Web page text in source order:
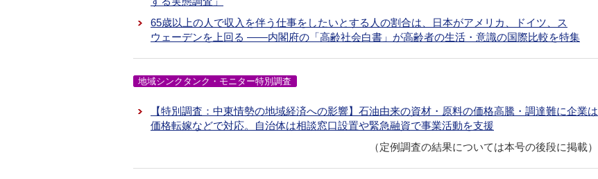
65歳以上の人で収入を伴う仕事をしたいとする人の割合は、日本がアメリカ、ドイツ、ス
ウェーデンを上回る ――内閣府の「高齢社会白書」が高齢者の生活・意識の国際比較を特集
地域シンクタンク・モニター特別調査
【特別調査：中東情勢の地域経済への影響】石油由来の資材・原料の価格高騰・調達難に企業は
価格転嫁などで対応。自治体は相談窓口設置や緊急融資で事業活動を支援
（定例調査の結果については本号の後段に掲載）